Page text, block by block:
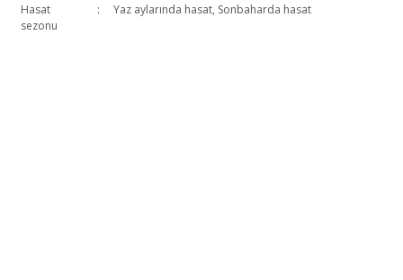
Hasat
sezonu
: Yaz aylarında hasat, Sonbaharda hasat